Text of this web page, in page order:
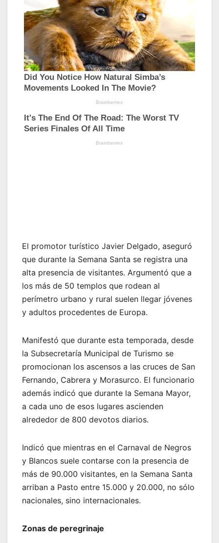
El promotor turístico Javier Delgado, aseguró
que durante la Semana Santa se registra una
alta presencia de visitantes. Argumentó que a
los más de 50 templos que rodean al
perímetro urbano y rural suelen llegar jóvenes
y adultos procedentes de Europa.
Manifestó que durante esta temporada, desde
la Subsecretaría Municipal de Turismo se
promocionan los ascensos a las cruces de San
Fernando, Cabrera y Morasurco. El funcionario
además indicó que durante la Semana Mayor,
a cada uno de esos lugares ascienden
alrededor de 800 devotos diarios.
Indicó que mientras en el Carnaval de Negros
y Blancos suele contarse con la presencia de
más de 90.000 visitantes, en la Semana Santa
arriban a Pasto entre 15.000 y 20.000, no sólo
nacionales, sino internacionales.
Zonas de peregrinaje